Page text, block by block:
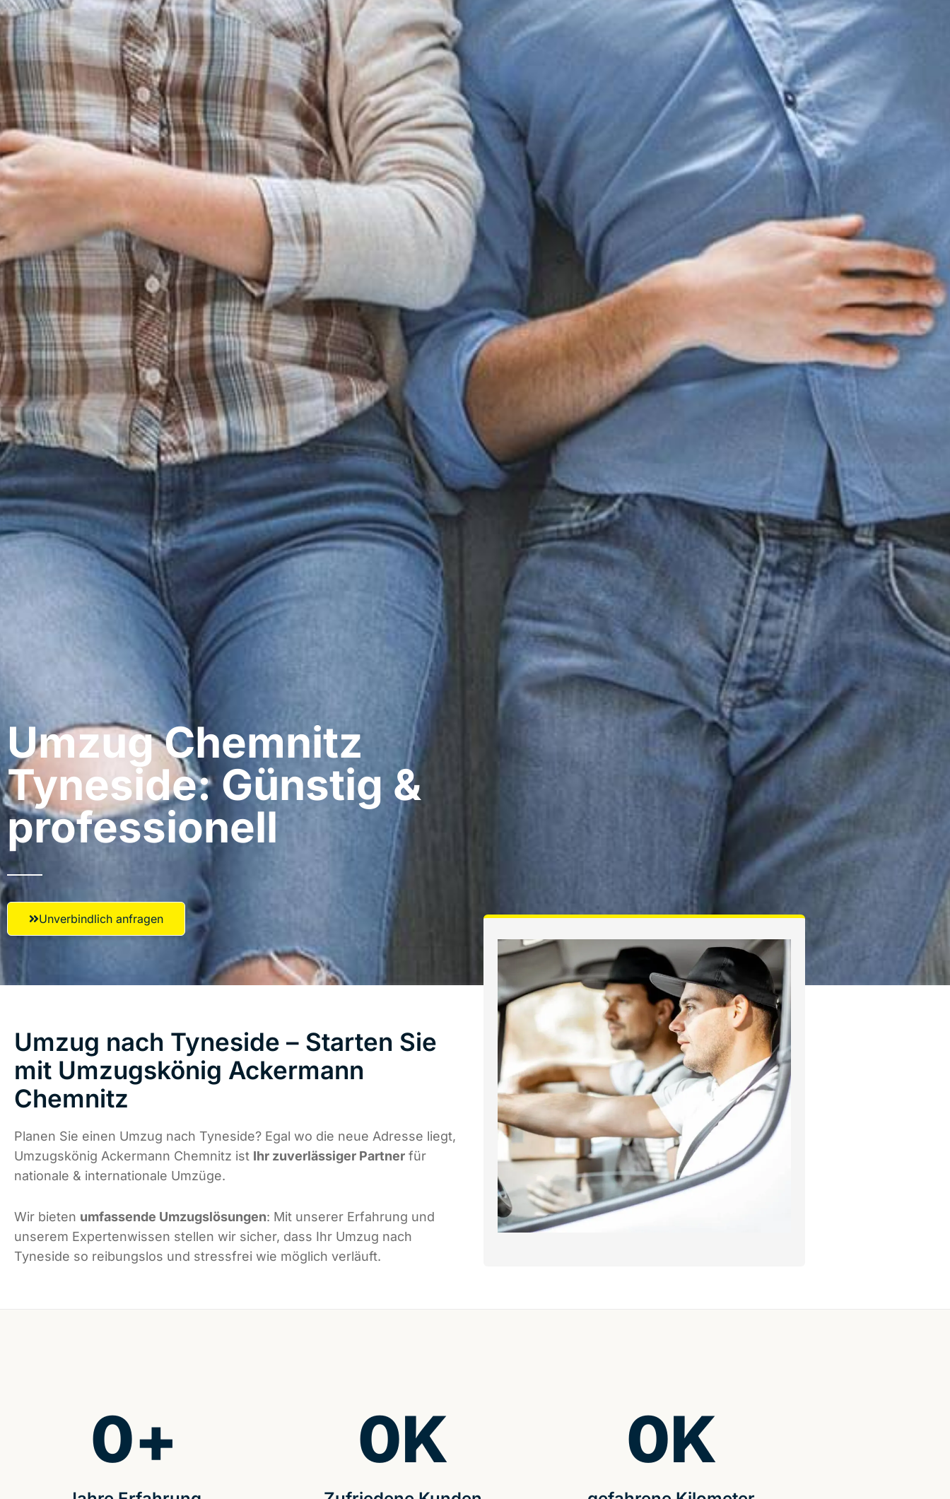
Umzug Chemnitz​
Tyneside: Günstig &
professionell​
Unverbindlich anfragen
Umzug nach Tyneside – Starten Sie
mit Umzugskönig Ackermann
Chemnitz
Planen Sie einen Umzug nach Tyneside? Egal wo die neue Adresse liegt,
Umzugskönig Ackermann Chemnitz ist Ihr zuverlässiger Partner für
nationale & internationale Umzüge.
Wir bieten umfassende Umzugslösungen: Mit unserer Erfahrung und
unserem Expertenwissen stellen wir sicher, dass Ihr Umzug nach
Tyneside so reibungslos und stressfrei wie möglich verläuft.
0+ 0K 0K